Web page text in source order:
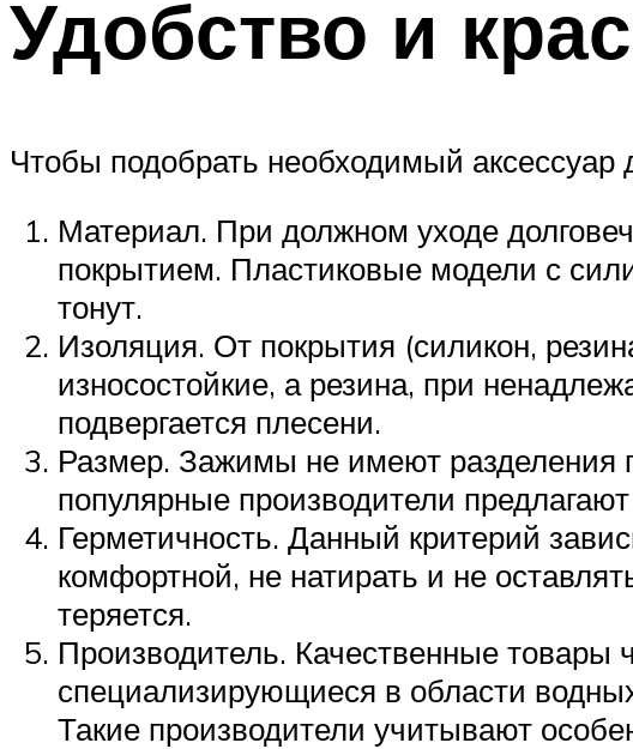
Удобство и
Чтобы подобрать необходимый
Материал. При должном уходе
покрытием. Пластиковые модели с
тонут.
Изоляция. От покрытия (силикон,
износостойкие, а резина, при
подвергается плесени.
Размер. Зажимы не имеют разделения
популярные производители
Герметичность. Данный критерий
комфортной, не натирать и не
теряется.
Производитель. Качественные
специализирующиеся в области
Такие производители учитывают